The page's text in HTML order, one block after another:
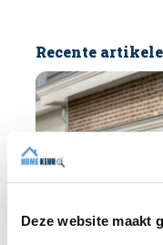
Deze website maakt
Recente